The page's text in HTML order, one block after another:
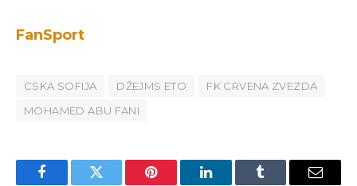
FanSport
CSKA SOFIJA DŽEJMS ETO
FK CRVENA ZVEZDA
MOHAMED ABU FANI